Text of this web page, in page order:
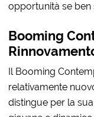
opportunità se ben
Booming
Il Booming
relativamente
distingue per la